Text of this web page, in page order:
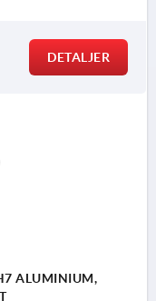
DETALJER
ALUMINIUM,